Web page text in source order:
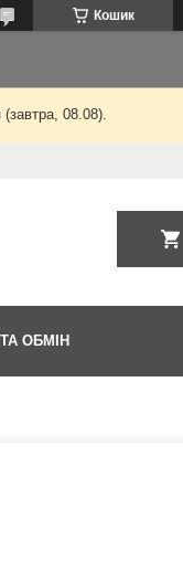
Кошик
08.08).
ОБМІН